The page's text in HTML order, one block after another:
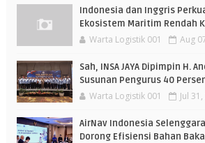
Indonesia dan Inggris
Ekosistem Maritim Rendah
Warta Logistik 001 Aug
Sah, INSA JAYA Dipimpin H.
Susunan Pengurus 40
Warta Logistik 001 Jul
AirNav Indonesia
Dorong Efisiensi Bahan